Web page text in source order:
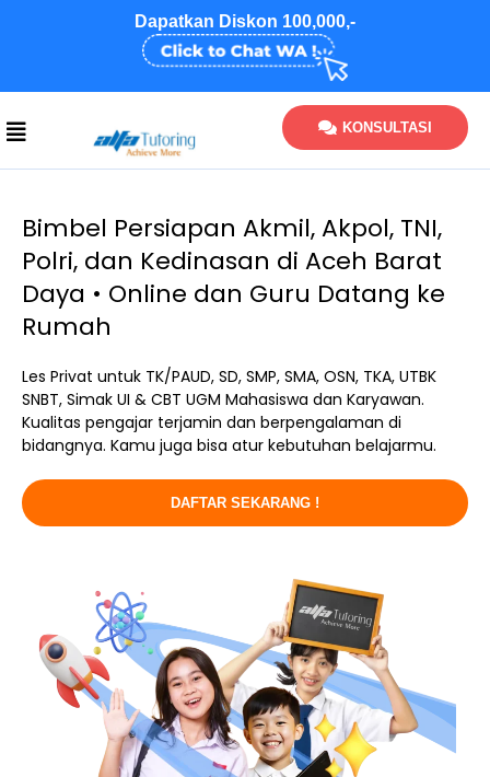
Dapatkan Diskon 100,000,-
KONSULTASI
Bimbel Persiapan Akmil, Akpol, TNI,
Polri, dan Kedinasan di Aceh Barat
Daya • Online dan Guru Datang ke
Rumah
Les Privat untuk TK/PAUD, SD, SMP, SMA, OSN, TKA, UTBK
SNBT, Simak UI & CBT UGM Mahasiswa dan Karyawan.
Kualitas pengajar terjamin dan berpengalaman di
bidangnya. Kamu juga bisa atur kebutuhan belajarmu.
DAFTAR SEKARANG !